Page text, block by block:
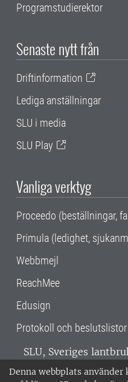
Denna webbplats
Programstudierektor
Senaste nytt från
Driftinformation
Lediga anställningar
SLU i media
SLU Play
Vanliga verktyg
Proceedo (beställningar,
Primula (ledighet,
Webbmejl
ReachMee
Edusign
Protokoll och beslutslistor
SLU, Sveriges
verksamhet över